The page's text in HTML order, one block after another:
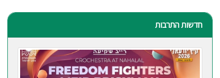
חדשות התרבות